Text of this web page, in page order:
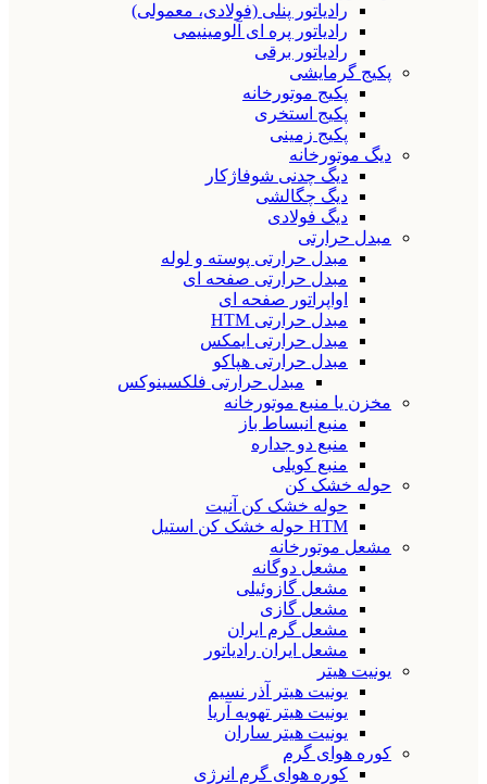
رادیاتور پنلی (فولادی، معمولی)
رادیاتور پره ای آلومینیمی
رادیاتور برقی
پکیج گرمایشی
پکیج موتورخانه
پکیج استخری
پکیج زمینی
دیگ موتورخانه
دیگ چدنی شوفاژکار
دیگ چگالشی
دیگ فولادی
مبدل حرارتی
مبدل حرارتی پوسته و لوله
مبدل حرارتی صفحه ای
اواپراتور صفحه ای
مبدل حرارتی HTM
مبدل حرارتی ایمکس
مبدل حرارتی هپاکو
مبدل حرارتی فلکسینوکس
مخزن یا منبع موتورخانه
منبع انبساط باز
منبع دو جداره
منبع کویلی
حوله خشک کن
حوله خشک کن آنیت
HTM حوله خشک کن استیل
مشعل موتورخانه
مشعل دوگانه
مشعل گازوئیلی
مشعل گازی
مشعل گرم ایران
مشعل ایران رادیاتور
یونیت هیتر
یونیت هیتر آذر نسیم
یونیت هیتر تهویه آریا
یونیت هیتر ساران
کوره هوای گرم
کوره هوای گرم انرژی